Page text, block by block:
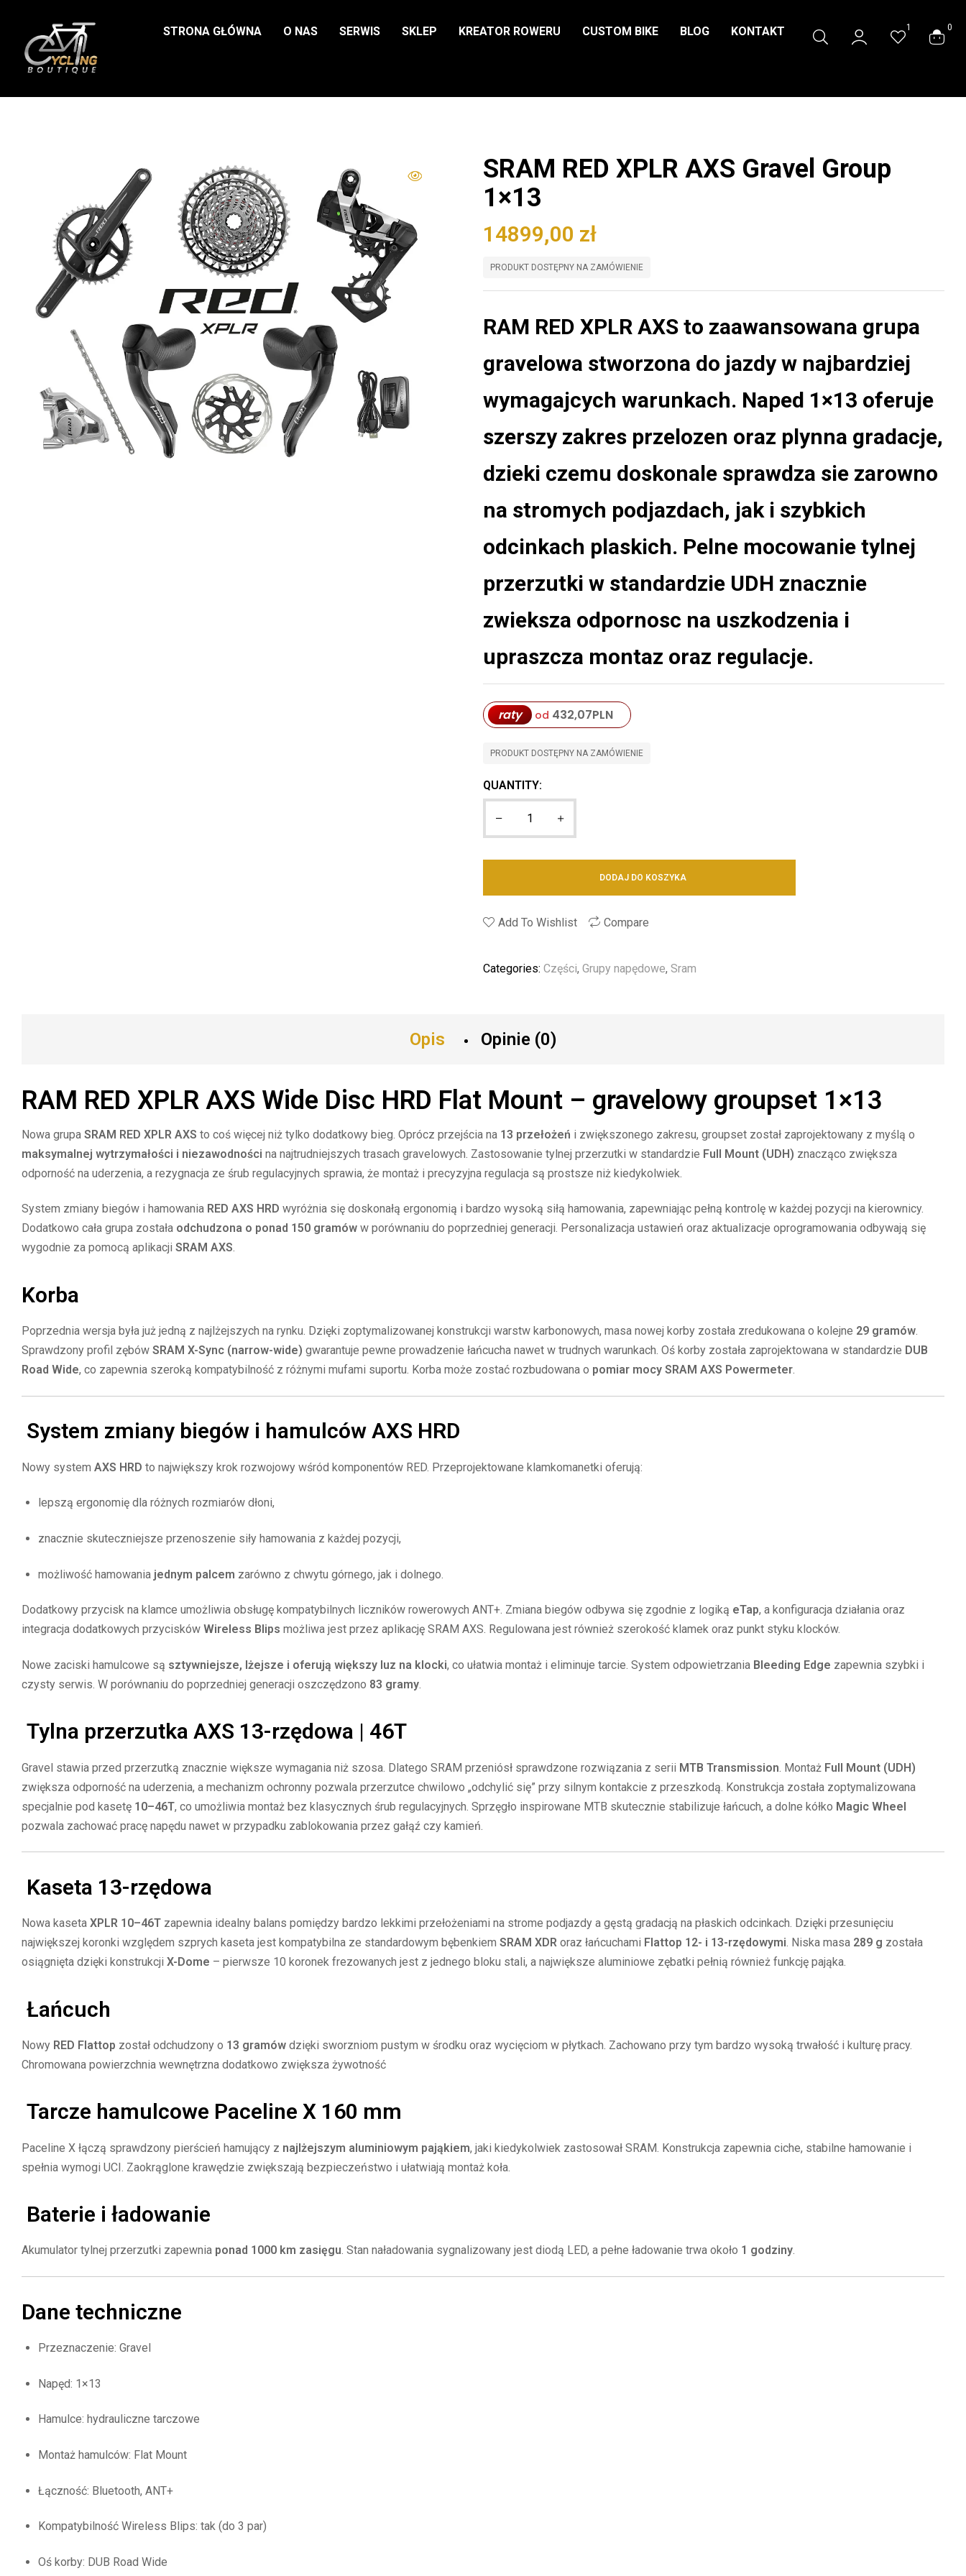
STRONA GŁÓWNA O NAS SERWIS SKLEP KREATOR ROWERU CUSTOM BIKE BLOG KONTAKT 1 0
SRAM RED XPLR AXS Gravel Group
1×13
14899,00 zł
PRODUKT DOSTĘPNY NA ZAMÓWIENIE
RAM RED XPLR AXS to zaawansowana grupa
gravelowa stworzona do jazdy w najbardziej
wymagajcych warunkach. Naped 1×13 oferuje
szerszy zakres przelozen oraz plynna gradacje,
dzieki czemu doskonale sprawdza sie zarowno
na stromych podjazdach, jak i szybkich
odcinkach plaskich. Pelne mocowanie tylnej
przerzutki w standardzie UDH znacznie
zwieksza odpornosc na uszkodzenia i
upraszcza montaz oraz regulacje.
raty od 432,07PLN
PRODUKT DOSTĘPNY NA ZAMÓWIENIE
QUANTITY:
DODAJ DO KOSZYKA
Add To Wishlist Compare
Categories: Części, Grupy napędowe, Sram
Opis Opinie (0)
RAM RED XPLR AXS Wide Disc HRD Flat Mount – gravelowy groupset 1×13
Nowa grupa SRAM RED XPLR AXS to coś więcej niż tylko dodatkowy bieg. Oprócz przejścia na 13 przełożeń i zwiększonego zakresu, groupset został zaprojektowany z myślą o
maksymalnej wytrzymałości i niezawodności na najtrudniejszych trasach gravelowych. Zastosowanie tylnej przerzutki w standardzie Full Mount (UDH) znacząco zwiększa
odporność na uderzenia, a rezygnacja ze śrub regulacyjnych sprawia, że montaż i precyzyjna regulacja są prostsze niż kiedykolwiek.
System zmiany biegów i hamowania RED AXS HRD wyróżnia się doskonałą ergonomią i bardzo wysoką siłą hamowania, zapewniając pełną kontrolę w każdej pozycji na kierownicy.
Dodatkowo cała grupa została odchudzona o ponad 150 gramów w porównaniu do poprzedniej generacji. Personalizacja ustawień oraz aktualizacje oprogramowania odbywają się
wygodnie za pomocą aplikacji SRAM AXS.
Korba
Poprzednia wersja była już jedną z najlżejszych na rynku. Dzięki zoptymalizowanej konstrukcji warstw karbonowych, masa nowej korby została zredukowana o kolejne 29 gramów.
Sprawdzony profil zębów SRAM X-Sync (narrow-wide) gwarantuje pewne prowadzenie łańcucha nawet w trudnych warunkach. Oś korby została zaprojektowana w standardzie DUB
Road Wide, co zapewnia szeroką kompatybilność z różnymi mufami suportu. Korba może zostać rozbudowana o pomiar mocy SRAM AXS Powermeter.
System zmiany biegów i hamulców AXS HRD
Nowy system AXS HRD to największy krok rozwojowy wśród komponentów RED. Przeprojektowane klamkomanetki oferują:
lepszą ergonomię dla różnych rozmiarów dłoni,
znacznie skuteczniejsze przenoszenie siły hamowania z każdej pozycji,
możliwość hamowania jednym palcem zarówno z chwytu górnego, jak i dolnego.
Dodatkowy przycisk na klamce umożliwia obsługę kompatybilnych liczników rowerowych ANT+. Zmiana biegów odbywa się zgodnie z logiką eTap, a konfiguracja działania oraz
integracja dodatkowych przycisków Wireless Blips możliwa jest przez aplikację SRAM AXS. Regulowana jest również szerokość klamek oraz punkt styku klocków.
Nowe zaciski hamulcowe są sztywniejsze, lżejsze i oferują większy luz na klocki, co ułatwia montaż i eliminuje tarcie. System odpowietrzania Bleeding Edge zapewnia szybki i
czysty serwis. W porównaniu do poprzedniej generacji oszczędzono 83 gramy.
Tylna przerzutka AXS 13-rzędowa | 46T
Gravel stawia przed przerzutką znacznie większe wymagania niż szosa. Dlatego SRAM przeniósł sprawdzone rozwiązania z serii MTB Transmission . Montaż Full Mount (UDH)
zwiększa odporność na uderzenia, a mechanizm ochronny pozwala przerzutce chwilowo „odchylić się” przy silnym kontakcie z przeszkodą. Konstrukcja została zoptymalizowana
specjalnie pod kasetę 10–46T, co umożliwia montaż bez klasycznych śrub regulacyjnych. Sprzęgło inspirowane MTB skutecznie stabilizuje łańcuch, a dolne kółko Magic Wheel
pozwala zachować pracę napędu nawet w przypadku zablokowania przez gałąź czy kamień.
Kaseta 13-rzędowa
Nowa kaseta XPLR 10–46T zapewnia idealny balans pomiędzy bardzo lekkimi przełożeniami na strome podjazdy a gęstą gradacją na płaskich odcinkach. Dzięki przesunięciu
największej koronki względem szprych kaseta jest kompatybilna ze standardowym bębenkiem SRAM XDR oraz łańcuchami Flattop 12- i 13-rzędowymi. Niska masa 289 g została
osiągnięta dzięki konstrukcji X-Dome – pierwsze 10 koronek frezowanych jest z jednego bloku stali, a największe aluminiowe zębatki pełnią również funkcję pająka.
Łańcuch
Nowy RED Flattop został odchudzony o 13 gramów dzięki sworzniom pustym w środku oraz wycięciom w płytkach. Zachowano przy tym bardzo wysoką trwałość i kulturę pracy.
Chromowana powierzchnia wewnętrzna dodatkowo zwiększa żywotność
Tarcze hamulcowe Paceline X 160 mm
Paceline X łączą sprawdzony pierścień hamujący z najlżejszym aluminiowym pająkiem, jaki kiedykolwiek zastosował SRAM. Konstrukcja zapewnia ciche, stabilne hamowanie i
spełnia wymogi UCI. Zaokrąglone krawędzie zwiększają bezpieczeństwo i ułatwiają montaż koła.
Baterie i ładowanie
Akumulator tylnej przerzutki zapewnia ponad 1000 km zasięgu. Stan naładowania sygnalizowany jest diodą LED, a pełne ładowanie trwa około 1 godziny.
Dane techniczne
Przeznaczenie: Gravel
Napęd: 1×13
Hamulce: hydrauliczne tarczowe
Montaż hamulców: Flat Mount
Łączność: Bluetooth, ANT+
Kompatybilność Wireless Blips: tak (do 3 par)
Oś korby: DUB Road Wide